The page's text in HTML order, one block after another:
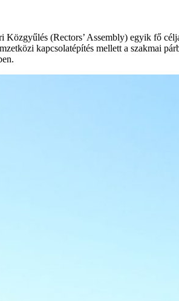
Közgyűlés (Rectors’ Assembly) egyik fő
kapcsolatépítés mellett a szakmai